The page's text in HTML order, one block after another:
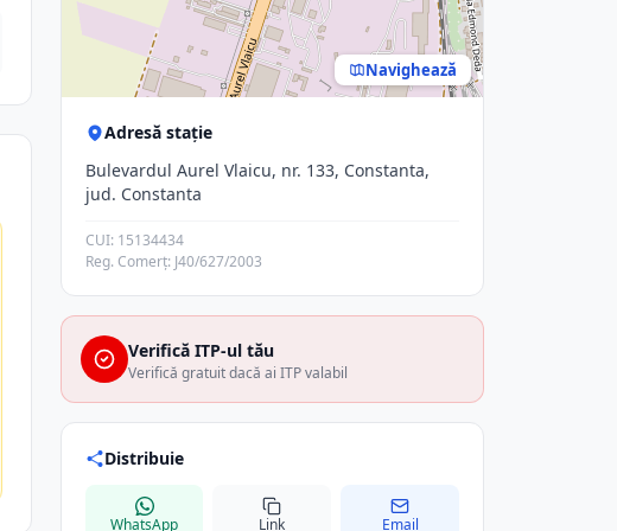
Navighează
Adresă stație
Bulevardul Aurel Vlaicu, nr. 133, Constanta,
jud. Constanta
CUI: 15134434
Reg. Comerț: J40/627/2003
Verifică ITP-ul tău
Verifică gratuit dacă ai ITP valabil
Distribuie
WhatsApp Link Email